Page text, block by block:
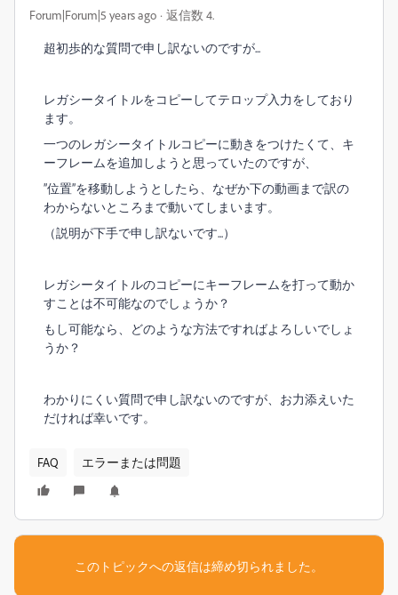
Forum|Forum|5 years ago 返信数 4.
超初歩的な質問で申し訳ないのですが...
レガシータイトルをコピーしてテロップ入力をしており
ます。
一つのレガシータイトルコピーに動きをつけたくて、キ
ーフレームを追加しようと思っていたのですが、
”位置”を移動しようとしたら、なぜか下の動画まで訳の
わからないところまで動いてしまいます。
（説明が下手で申し訳ないです...）
レガシータイトルのコピーにキーフレームを打って動か
すことは不可能なのでしょうか？
もし可能なら、どのような方法ですればよろしいでしょ
うか？
わかりにくい質問で申し訳ないのですが、お力添えいた
だければ幸いです。
FAQ エラーまたは問題
このトピックへの返信は締め切られました。